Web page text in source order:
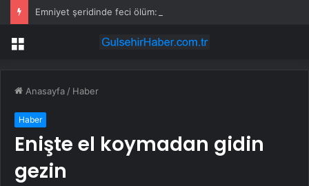
Menü
Anasayfa / Haber
Haber
Enişte el koymadan gidin
gezin